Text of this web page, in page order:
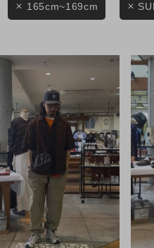
この
165cm~169cm